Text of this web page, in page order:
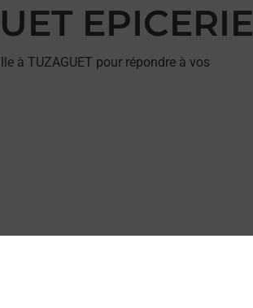
EPICERIE
à TUZAGUET pour répondre à vos